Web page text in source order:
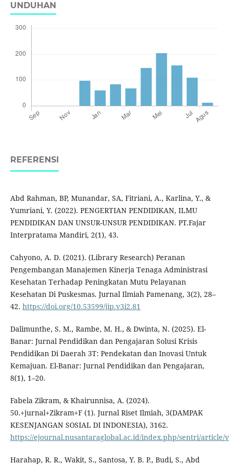
UNDUHAN
REFERENSI
Abd Rahman, BP, Munandar, SA, Fitriani, A., Karlina, Y., &
Yumriani, Y. (2022). PENGERTIAN PENDIDIKAN, ILMU
PENDIDIKAN DAN UNSUR-UNSUR PENDIDIKAN. PT.Fajar
Interpratama Mandiri, 2(1), 43.
Cahyono, A. D. (2021). (Library Research) Peranan
Pengembangan Manajemen Kinerja Tenaga Administrasi
Kesehatan Terhadap Peningkatan Mutu Pelayanan
Kesehatan Di Puskesmas. Jurnal Ilmiah Pamenang, 3(2), 28–
42. https://doi.org/10.53599/jip.v3i2.81
Dalimunthe, S. M., Rambe, M. H., & Dwinta, N. (2025). El-
Banar: Jurnal Pendidikan dan Pengajaran Solusi Krisis
Pendidikan Di Daerah 3T: Pendekatan dan Inovasi Untuk
Kemajuan. El-Banar: Jurnal Pendidikan dan Pengajaran,
8(1), 1–20.
Fabela Zikram, & Khairunnisa, A. (2024).
50.+jurnal+Zikram+F (1). Jurnal Riset Ilmiah, 3(DAMPAK
KESENJANGAN SOSIAL DI INDONESIA), 3162.
https://ejournal.nusantaraglobal.ac.id/index.php/sentri/article/
Harahap, R. R., Wakit, S., Santosa, Y. B. P., Budi, S., Abd